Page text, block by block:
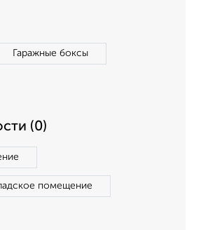
Гаражные боксы
(0)
помещение